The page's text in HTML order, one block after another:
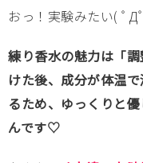
おっ！実験みたい( ﾟД
練り香水の魅力は「
けた後、成分が体温
るため、ゆっくりと
んです♡